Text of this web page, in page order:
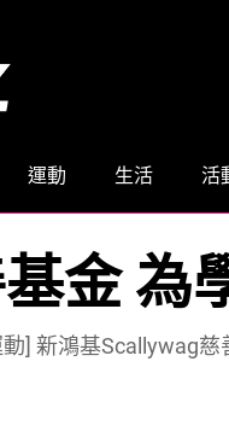
運動 生活 活
金
動] 新鴻基Scallywag